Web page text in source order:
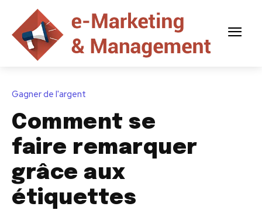
Gagner de l'argent
Comment se
faire remarquer
grâce aux
étiquettes